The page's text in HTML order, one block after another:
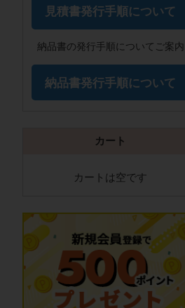
見積書発行手順について
納品書の発行手順についてご案内
納品書発行手順について
カート
カートは空です